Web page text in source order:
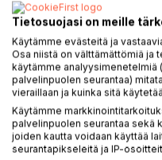
Lisää muistilistalle
Arvostele tuote
Tietosuojasi on meille
Käytämme evästeitä ja
Osa niistä on välttämättömiä ja
käytämme analyysimenetelmiä
palvelinpuolen seurantaa)
vieraillaan ja kuinka sitä
Käytämme
palvelinpuolen seurantaa sekä
joiden kautta voidaan käyttää
seurantapikseleitä ja IP-